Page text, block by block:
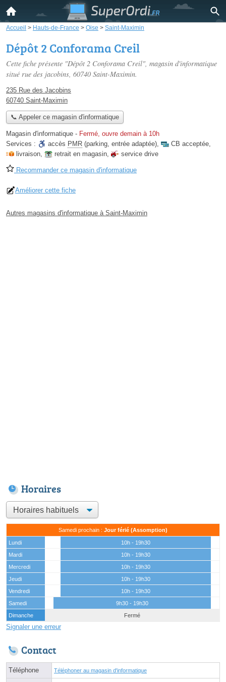
Accueil > Hauts-de-France > Oise > Saint-Maximin
Dépôt 2 Conforama Creil
Cette fiche présente "Dépôt 2 Conforama Creil", magasin d'informatique
situé rue des jacobins, 60740 Saint-Maximin.
235 Rue des Jacobins
60740 Saint-Maximin
📞 Appeler ce magasin d'informatique
Magasin d'informatique - Fermé, ouvre demain à 10h
Services :
accès PMR (parking, entrée adaptée), CB acceptée,
livraison, retrait en magasin, service drive
Recommander ce magasin d'informatique
Améliorer cette fiche
Autres magasins d'informatique à Saint-Maximin
Horaires
Samedi prochain : Jour férié (Assomption)
Lundi
10h - 19h30
Mardi
10h - 19h30
Mercredi
10h - 19h30
Jeudi
10h - 19h30
Vendredi
10h - 19h30
Samedi
9h30 - 19h30
Dimanche
Fermé
Signaler une erreur
Contact
Téléphone Téléphoner au magasin d'informatique